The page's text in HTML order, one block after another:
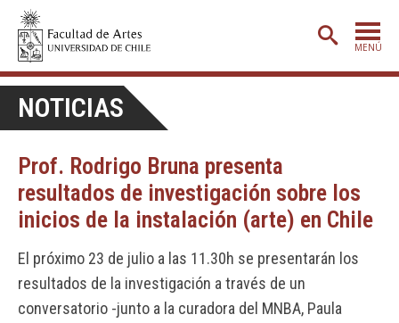
MENÚ
ADMISIÓN
ETAPA BÁSICA
CARRERAS
POSTGRADO
EXTENSIÓN
CREACIÓN E INVESTIGACIÓN
NOTICIAS
Prof. Rodrigo Bruna presenta
resultados de investigación sobre los
inicios de la instalación (arte) en Chile
El próximo 23 de julio a las 11.30h se presentarán los
resultados de la investigación a través de un
conversatorio -junto a la curadora del MNBA, Paula